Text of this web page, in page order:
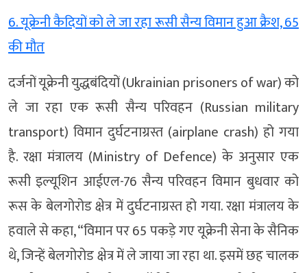
6. यूक्रेनी कैदियों को ले जा रहा रूसी सैन्य विमान हुआ क्रैश, 65
की मौत
दर्जनों यूक्रेनी युद्धबंदियों (Ukrainian prisoners of war) को
ले जा रहा एक रूसी सैन्य परिवहन (Russian military
transport) विमान दुर्घटनाग्रस्त (airplane crash) हो गया
है. रक्षा मंत्रालय (Ministry of Defence) के अनुसार एक
रूसी इल्यूशिन आईएल-76 सैन्य परिवहन विमान बुधवार को
रूस के बेलगोरोड क्षेत्र में दुर्घटनाग्रस्त हो गया. रक्षा मंत्रालय के
हवाले से कहा, “विमान पर 65 पकड़े गए यूक्रेनी सेना के सैनिक
थे, जिन्हें बेलगोरोड क्षेत्र में ले जाया जा रहा था. इसमें छह चालक